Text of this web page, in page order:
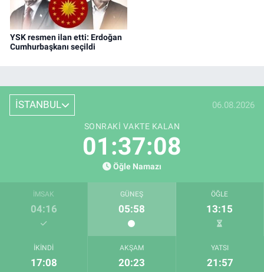
YSK resmen ilan etti: Erdoğan
Cumhurbaşkanı seçildi
İSTANBUL 06.08.2026
SONRAKI VAKTE KALAN
01:37:08
Öğle Namazı
İMSAK
04:16
GÜNEŞ
05:58
ÖĞLE
13:15
İKINDI
17:08
AKŞAM
20:23
YATSI
21:57